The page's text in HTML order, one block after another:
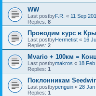
WW
Last postbyF.R. « 11 Sep
Replies: 8
Проводим курс в
Last postbyHermetist « 16
Replies: 2
Mvario + 100км =
Last postbymakros « 18
Replies: 1
Поклонникам
Last postbypenguin « 28 Jan
Replies: 1